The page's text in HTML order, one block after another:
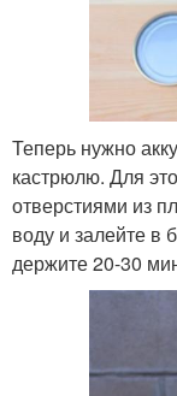
Теперь нужно
кастрюлю. Для
отверстиями из
воду и залейте в
держите 20-30